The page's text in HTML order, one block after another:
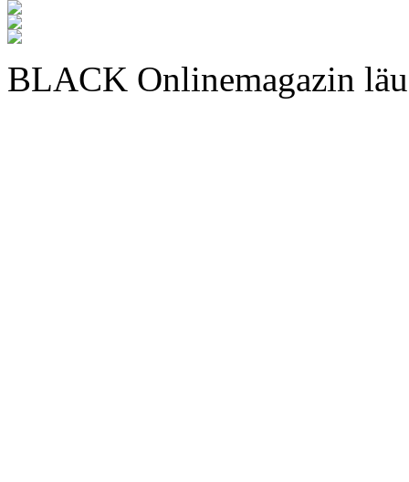
BLACK Onlinemagazin